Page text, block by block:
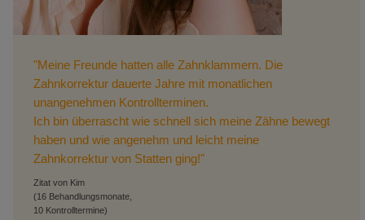
"Meine Freunde hatten alle Zahnklammern. Die
Zahnkorrektur dauerte Jahre mit monatlichen
unangenehmen Kontrollterminen.
Ich bin überrascht wie schnell sich meine Zähne bewegt
haben und wie angenehm und leicht meine
Zahnkorrektur von Statten ging!"
Zitat von Kim
(16 Behandlungsmonate,
10 Kontrolltermine)